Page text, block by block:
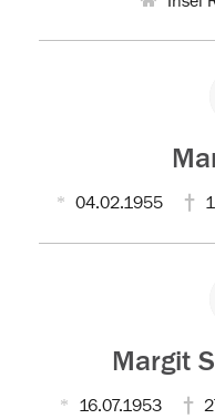
04.02.1955
Margit
16.07.1953